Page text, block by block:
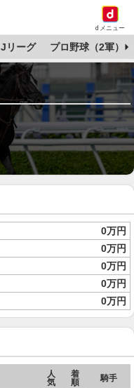
dメニュー
Jリーグ プロ野球（2軍）
0万円
0万円
0万円
0万円
0万円
人
気
着
順
騎手